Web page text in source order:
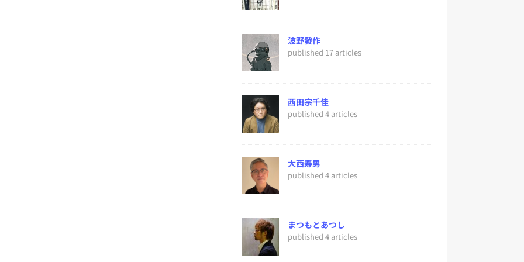
波野發作
published 17 articles
西田宗千佳
published 4 articles
大西寿男
published 4 articles
まつもとあつし
published 4 articles